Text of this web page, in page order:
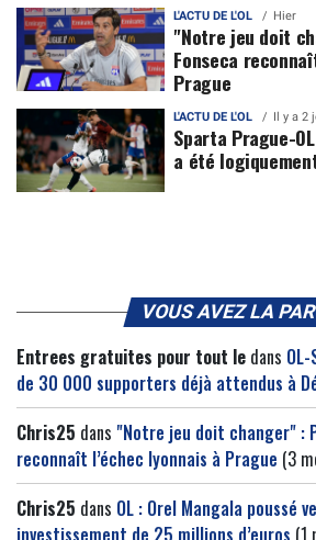
L'ACTU DE L'OL Hier
"Notre jeu doit
Fonseca
Prague
L'ACTU DE L'OL Il y a 2
Sparta Prague-
a été
VOUS AVEZ LA
Entrees gratuites pour tout le dans
de 30 000 supporters déjà attendus à
Chris25 dans "Notre jeu doit changer" :
reconnaît l’échec lyonnais à Prague (3
Chris25 dans OL : Orel Mangala poussé